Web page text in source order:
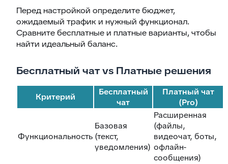
Перед настройкой определите бюджет,
ожидаемый трафик и нужный функционал.
Сравните бесплатные и платные варианты, чтобы
найти идеальный баланс.
Бесплатный чат vs Платные решения
Критерий
Бесплатный
чат
Платный чат
(Pro)
Функциональность
Базовая
(текст,
уведомления)
Расширенная
(файлы,
видеочат, боты,
офлайн-
сообщения)